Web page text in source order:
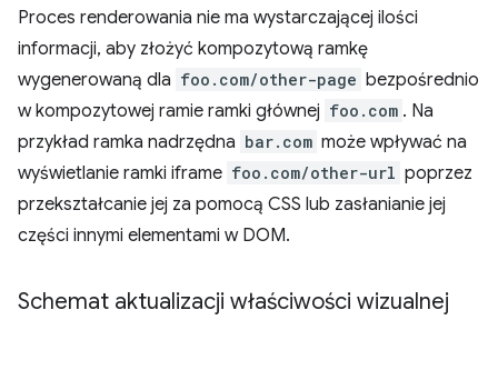
Proces renderowania nie ma wystarczającej ilości
informacji, aby złożyć kompozytową ramkę
wygenerowaną dla foo.com/other-page bezpośrednio
w kompozytowej ramie ramki głównej foo.com . Na
przykład ramka nadrzędna bar.com może wpływać na
wyświetlanie ramki iframe foo.com/other-url poprzez
przekształcanie jej za pomocą CSS lub zasłanianie jej
części innymi elementami w DOM.
Schemat aktualizacji właściwości wizualnej